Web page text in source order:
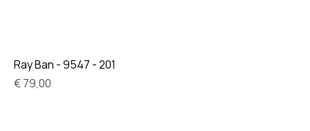
Ray Ban - 9547 - 201
Prijs
€ 79,00